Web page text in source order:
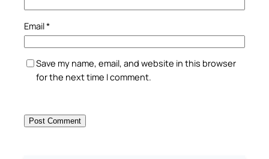
Email*
Save my name, email, and website in this browser
for the next time I comment.